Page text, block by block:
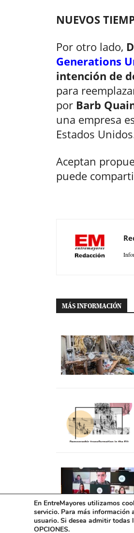
NUEVOS
Por otro lado,
Generations
intención de
para
por Barb
una empresa
Estados
Aceptan
puede
MÁS INFORMACIÓN
En EntreMayores utilizamos
servicio. Para más información
usuario. Si desea admitir todas
OPCIONES.